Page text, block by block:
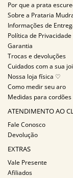
Por que a prata
Sobre a Prataria
Informações de
Política de Privacidade
Garantia
Trocas e devoluções
Cuidados com a sua
Nossa loja física ♡
Como medir seu aro
Medidas para cordões
ATENDIMENTO AO
Fale Conosco
Devolução
EXTRAS
Vale Presente
Afiliados